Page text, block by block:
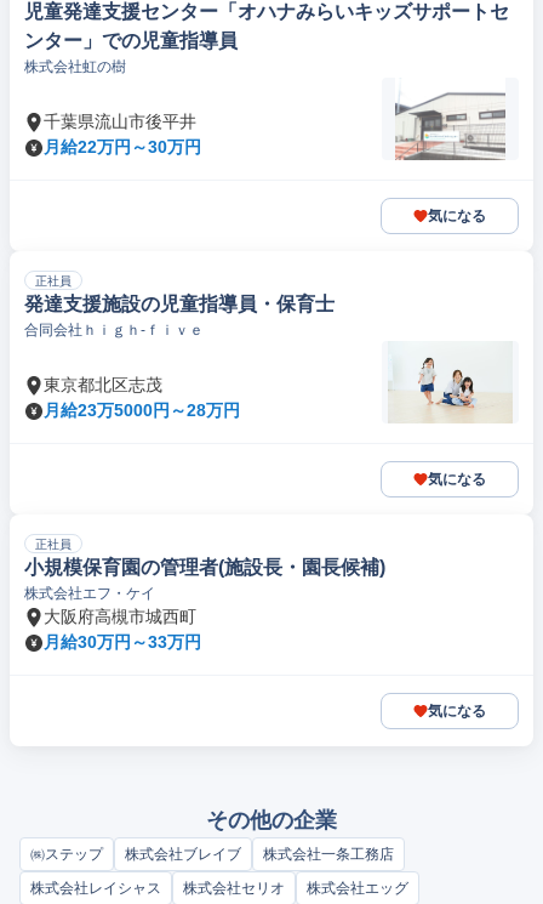
児童発達支援センター「オハナみらいキッズサポートセ
ンター」での児童指導員
株式会社虹の樹
千葉県流山市後平井
月給22万円～30万円
気になる
正社員
発達支援施設の児童指導員・保育士
合同会社ｈｉｇｈ‐ｆｉｖｅ
東京都北区志茂
月給23万5000円～28万円
気になる
正社員
小規模保育園の管理者(施設長・園長候補)
株式会社エフ・ケイ
大阪府高槻市城西町
月給30万円～33万円
気になる
その他の企業
㈱ステップ 株式会社ブレイブ
株式会社一条工務店
株式会社レイシャス
株式会社セリオ 株式会社エッグ